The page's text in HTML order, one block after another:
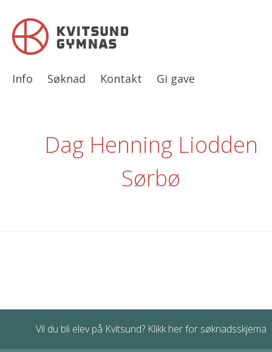
Info Søknad Kontakt Gi gave
Dag Henning Liodden
Sørbø
Vil du bli elev på Kvitsund? Klikk her for søknadsskjema